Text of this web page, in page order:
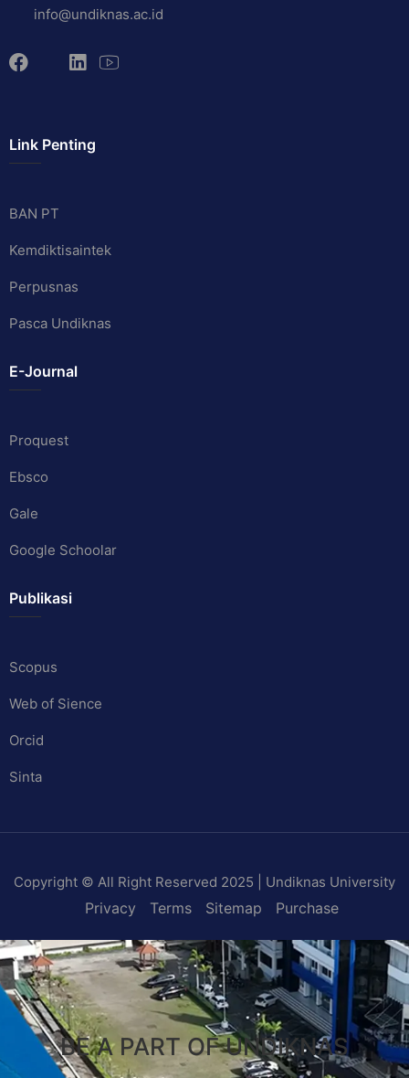
info@undiknas.ac.id
Link Penting
BAN PT
Kemdiktisaintek
Perpusnas
Pasca Undiknas
E-Journal
Proquest
Ebsco
Gale
Google Schoolar
Publikasi
Scopus
Web of Sience
Orcid
Sinta
Copyright © All Right Reserved 2025 | Undiknas University
Privacy Terms Sitemap Purchase
BE A PART OF UNDIKNAS